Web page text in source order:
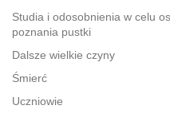
Studia i odosobnienia w celu
poznania pustki
Dalsze wielkie czyny
Śmierć
Uczniowie